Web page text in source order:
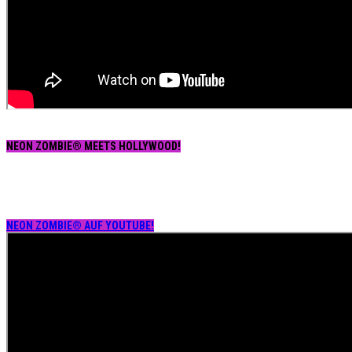
NEON ZOMBIE® MEETS HOLLYWOOD!
NEON ZOMBIE® AUF YOUTUBE!